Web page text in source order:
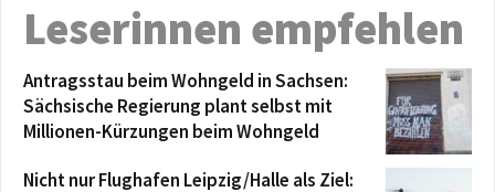
Leserinnen empfehlen
Antragsstau beim Wohngeld in Sachsen:
Sächsische Regierung plant selbst mit
Millionen-Kürzungen beim Wohngeld
Nicht nur Flughafen Leipzig/Halle als Ziel: